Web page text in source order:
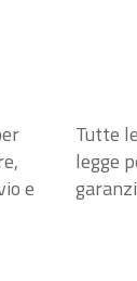
e
Tutte
legge